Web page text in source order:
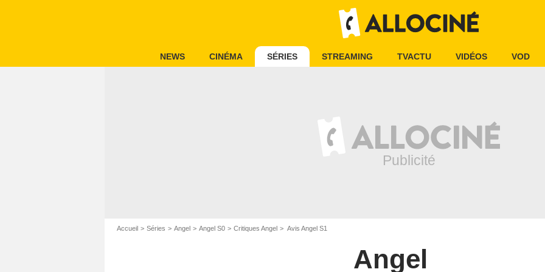
NEWS CINÉMA SÉRIES STREAMING TVACTU VIDÉOS VOD
Accueil Séries Angel Angel S0 Critiques Angel Avis Angel S1
Angel